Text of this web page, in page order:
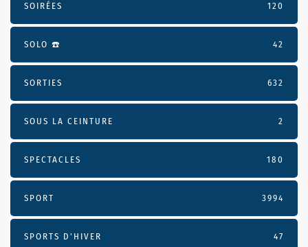
SOIRÉES 120
SOLO ☎️ 42
SORTIES 632
SOUS LA CEINTURE 2
SPECTACLES 180
SPORT 3994
SPORTS D'HIVER 47